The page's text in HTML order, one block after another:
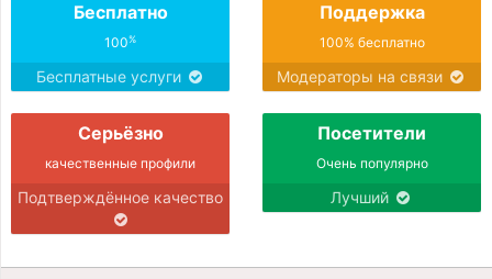
Бесплатно
100%
Бесплатные услуги
Поддержка
100% бесплатно
Модераторы на связи
Серьёзно
качественные профили
Подтверждённое качество
Посетители
Очень популярно
Лучший